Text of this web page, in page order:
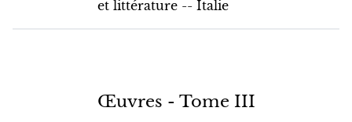
et littérature -- Italie
Œuvres - Tome III